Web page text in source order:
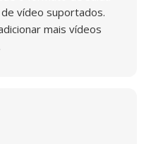
vídeo suportados.
mais vídeos